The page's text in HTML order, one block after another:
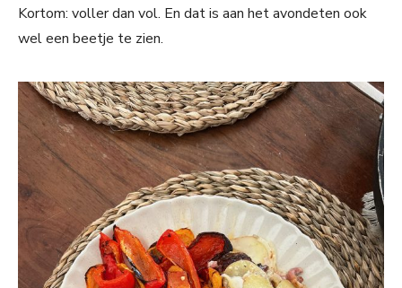
Kortom: voller dan vol. En dat is aan het avondeten ook
wel een beetje te zien.